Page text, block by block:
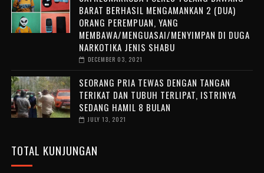
BARAT BERHASIL MENGAMANKAN 2 (DUA)
ORANG PEREMPUAN, YANG
MEMBAWA/MENGUASAI/MENYIMPAN DI DUGA
NARKOTIKA JENIS SHABU
DECEMBER 03, 2021
SEORANG PRIA TEWAS DENGAN TANGAN
TERIKAT DAN TUBUH TERLIPAT, ISTRINYA
SEDANG HAMIL 8 BULAN
JULY 13, 2021
TOTAL KUNJUNGAN